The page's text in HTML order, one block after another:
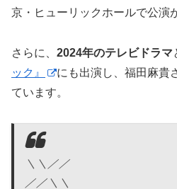
京・ヒューリックホールで公演
さらに、 2024年のテレビドラマ
ック』
にも出演し、福田麻貴
ています。
＼＼／／
／／＼＼